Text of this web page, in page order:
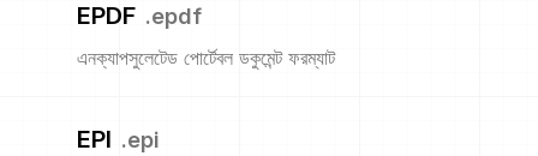
EPDF .epdf
এনক্যাপসুলেটেড পোর্টেবল ডকুমেন্ট ফরম্যাট
EPI .epi